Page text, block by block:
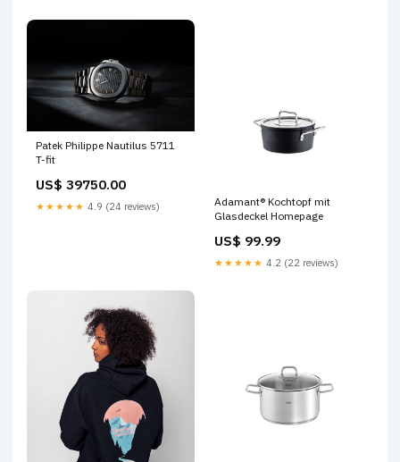
Patek Philippe Nautilus 5711
T-fit
US$ 39750.00
★★★★★ 4.9 (24 reviews)
Adamant® Kochtopf mit
Glasdeckel Homepage
US$ 99.99
★★★★★ 4.2 (22 reviews)